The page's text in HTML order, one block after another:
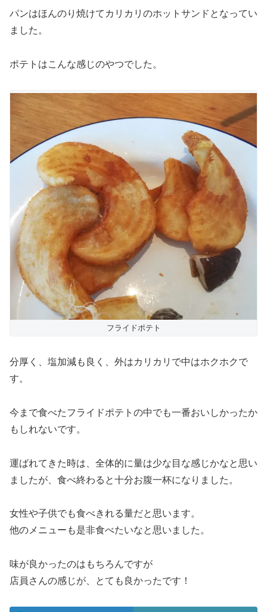
パンはほんのり焼けてカリカリのホットサンドとなってい
ました。
ポテトはこんな感じのやつでした。
フライドポテト
分厚く、塩加減も良く、外はカリカリで中はホクホクで
す。
今まで食べたフライドポテトの中でも一番おいしかったか
もしれないです。
運ばれてきた時は、全体的に量は少な目な感じかなと思い
ましたが、食べ終わると十分お腹一杯になりました。
女性や子供でも食べきれる量だと思います。
他のメニューも是非食べたいなと思いました。
味が良かったのはもちろんですが
店員さんの感じが、とても良かったです！